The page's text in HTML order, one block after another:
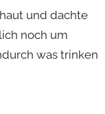
und dachte
noch um
was trinken